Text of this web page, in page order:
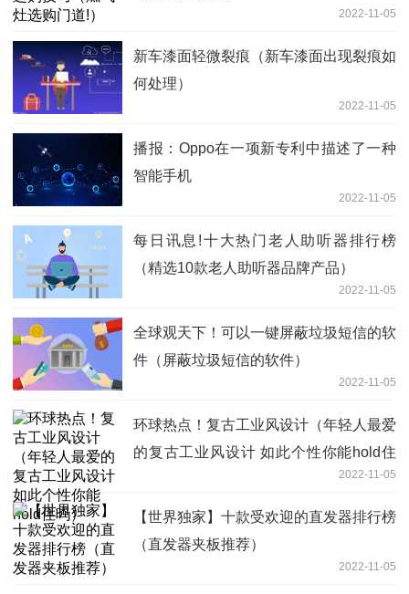
2022-11-05
新车漆面轻微裂痕（新车漆面出现裂痕如
何处理）
2022-11-05
播报：Oppo在一项新专利中描述了一种
智能手机
2022-11-05
每日讯息!十大热门老人助听器排行榜
（精选10款老人助听器品牌产品）
2022-11-05
全球观天下！可以一键屏蔽垃圾短信的软
件（屏蔽垃圾短信的软件）
2022-11-05
环球热点！复古工业风设计（年轻人最爱
的复古工业风设计 如此个性你能hold住
2022-11-05
【世界独家】十款受欢迎的直发器排行榜
（直发器夹板推荐）
2022-11-05